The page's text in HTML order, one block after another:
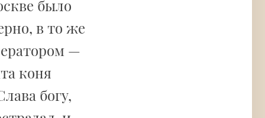
было
в то же
—
коня
богу,